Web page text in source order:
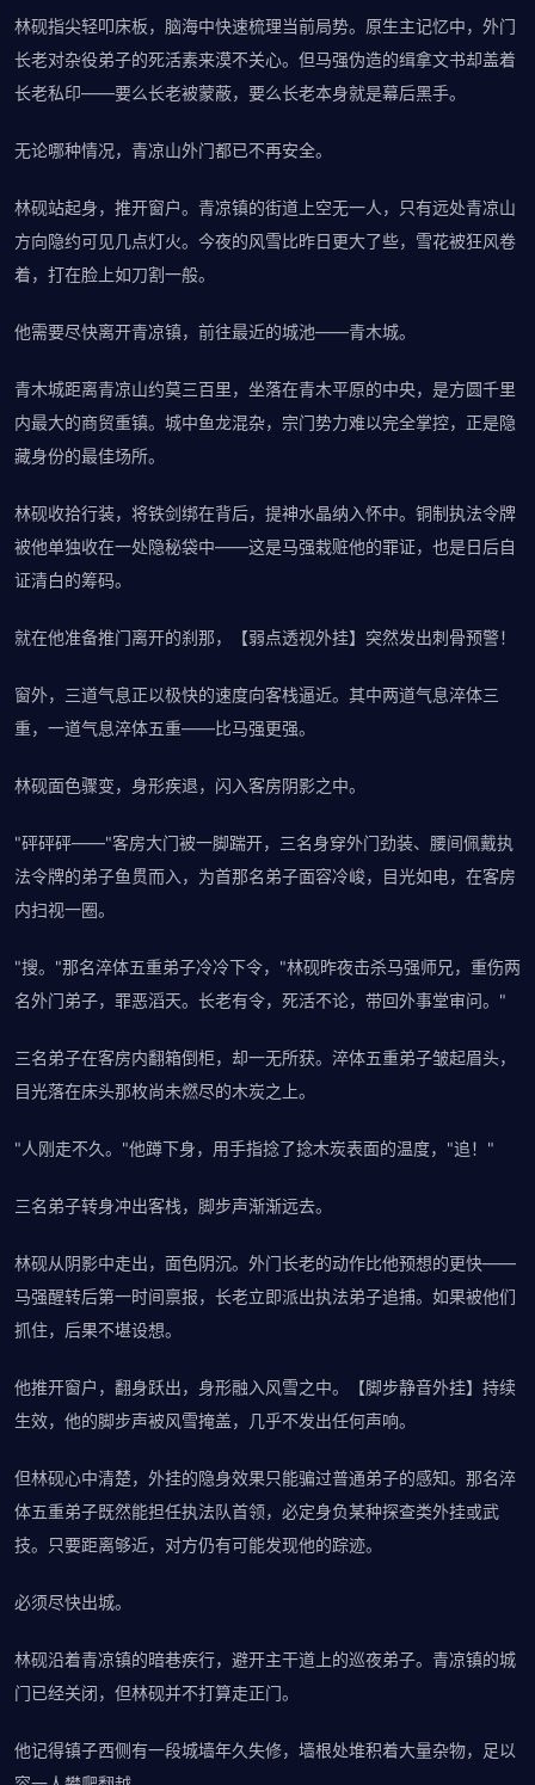
林砚指尖轻叩床板，脑海中快速梳理当前局势。原生主记忆中，外门
长老对杂役弟子的死活素来漠不关心。但马强伪造的缉拿文书却盖着
长老私印——要么长老被蒙蔽，要么长老本身就是幕后黑手。
无论哪种情况，青凉山外门都已不再安全。
林砚站起身，推开窗户。青凉镇的街道上空无一人，只有远处青凉山
方向隐约可见几点灯火。今夜的风雪比昨日更大了些，雪花被狂风卷
着，打在脸上如刀割一般。
他需要尽快离开青凉镇，前往最近的城池——青木城。
青木城距离青凉山约莫三百里，坐落在青木平原的中央，是方圆千里
内最大的商贸重镇。城中鱼龙混杂，宗门势力难以完全掌控，正是隐
藏身份的最佳场所。
林砚收拾行装，将铁剑绑在背后，提神水晶纳入怀中。铜制执法令牌
被他单独收在一处隐秘袋中——这是马强栽赃他的罪证，也是日后自
证清白的筹码。
就在他准备推门离开的刹那，【弱点透视外挂】突然发出刺骨预警！
窗外，三道气息正以极快的速度向客栈逼近。其中两道气息淬体三
重，一道气息淬体五重——比马强更强。
林砚面色骤变，身形疾退，闪入客房阴影之中。
"砰砰砰——"客房大门被一脚踹开，三名身穿外门劲装、腰间佩戴执
法令牌的弟子鱼贯而入，为首那名弟子面容冷峻，目光如电，在客房
内扫视一圈。
"搜。"那名淬体五重弟子冷冷下令，"林砚昨夜击杀马强师兄，重伤两
名外门弟子，罪恶滔天。长老有令，死活不论，带回外事堂审问。"
三名弟子在客房内翻箱倒柜，却一无所获。淬体五重弟子皱起眉头，
目光落在床头那枚尚未燃尽的木炭之上。
"人刚走不久。"他蹲下身，用手指捻了捻木炭表面的温度，"追！"
三名弟子转身冲出客栈，脚步声渐渐远去。
林砚从阴影中走出，面色阴沉。外门长老的动作比他预想的更快——
马强醒转后第一时间禀报，长老立即派出执法弟子追捕。如果被他们
抓住，后果不堪设想。
他推开窗户，翻身跃出，身形融入风雪之中。【脚步静音外挂】持续
生效，他的脚步声被风雪掩盖，几乎不发出任何声响。
但林砚心中清楚，外挂的隐身效果只能骗过普通弟子的感知。那名淬
体五重弟子既然能担任执法队首领，必定身负某种探查类外挂或武
技。只要距离够近，对方仍有可能发现他的踪迹。
必须尽快出城。
林砚沿着青凉镇的暗巷疾行，避开主干道上的巡夜弟子。青凉镇的城
门已经关闭，但林砚并不打算走正门。
他记得镇子西侧有一段城墙年久失修，墙根处堆积着大量杂物，足以